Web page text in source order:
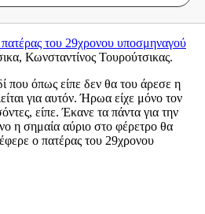
πατέρας του 29χρονου υποσμηναγού
Κωνσταντίνος Τουρούτσικας.
που όπως είπε δεν θα του άρεσε η
για αυτόν. Ήρωα είχε μόνο τον
είπε. Έκανε τα πάντα για την
η σημαία αύριο στο φέρετρο θα
ο πατέρας του 29χρονου